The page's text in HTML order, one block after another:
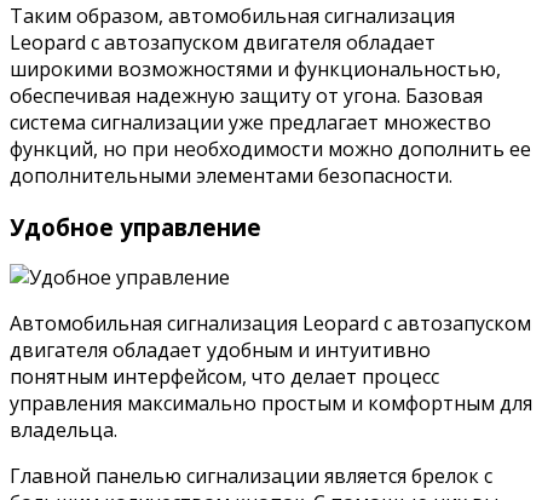
Таким образом, автомобильная сигнализация
Leopard с автозапуском двигателя обладает
широкими возможностями и функциональностью,
обеспечивая надежную защиту от угона. Базовая
система сигнализации уже предлагает множество
функций, но при необходимости можно дополнить ее
дополнительными элементами безопасности.
Удобное управление
Автомобильная сигнализация Leopard с автозапуском
двигателя обладает удобным и интуитивно
понятным интерфейсом, что делает процесс
управления максимально простым и комфортным для
владельца.
Главной панелью сигнализации является брелок с